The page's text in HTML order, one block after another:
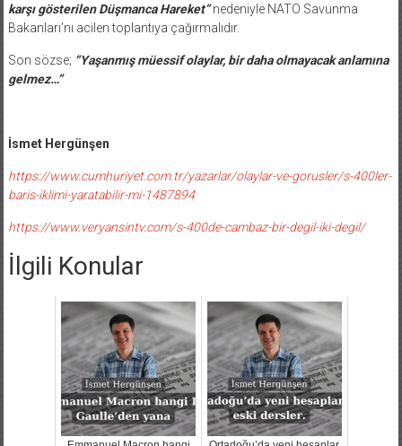
Bakanları’nı acilen toplantıya çağırmalıdır.
gelmez…”
https://www.cumhuriyet.com.tr/yazarlar/olaylar-ve-gorusler/s-400ler-
baris-iklimi-yaratabilir-mi-1487894
İlgili Konular
Emmanuel Macron hangi
De Gaulle’den yana
Ortadoğu’da yeni hesaplar,
eski dersler